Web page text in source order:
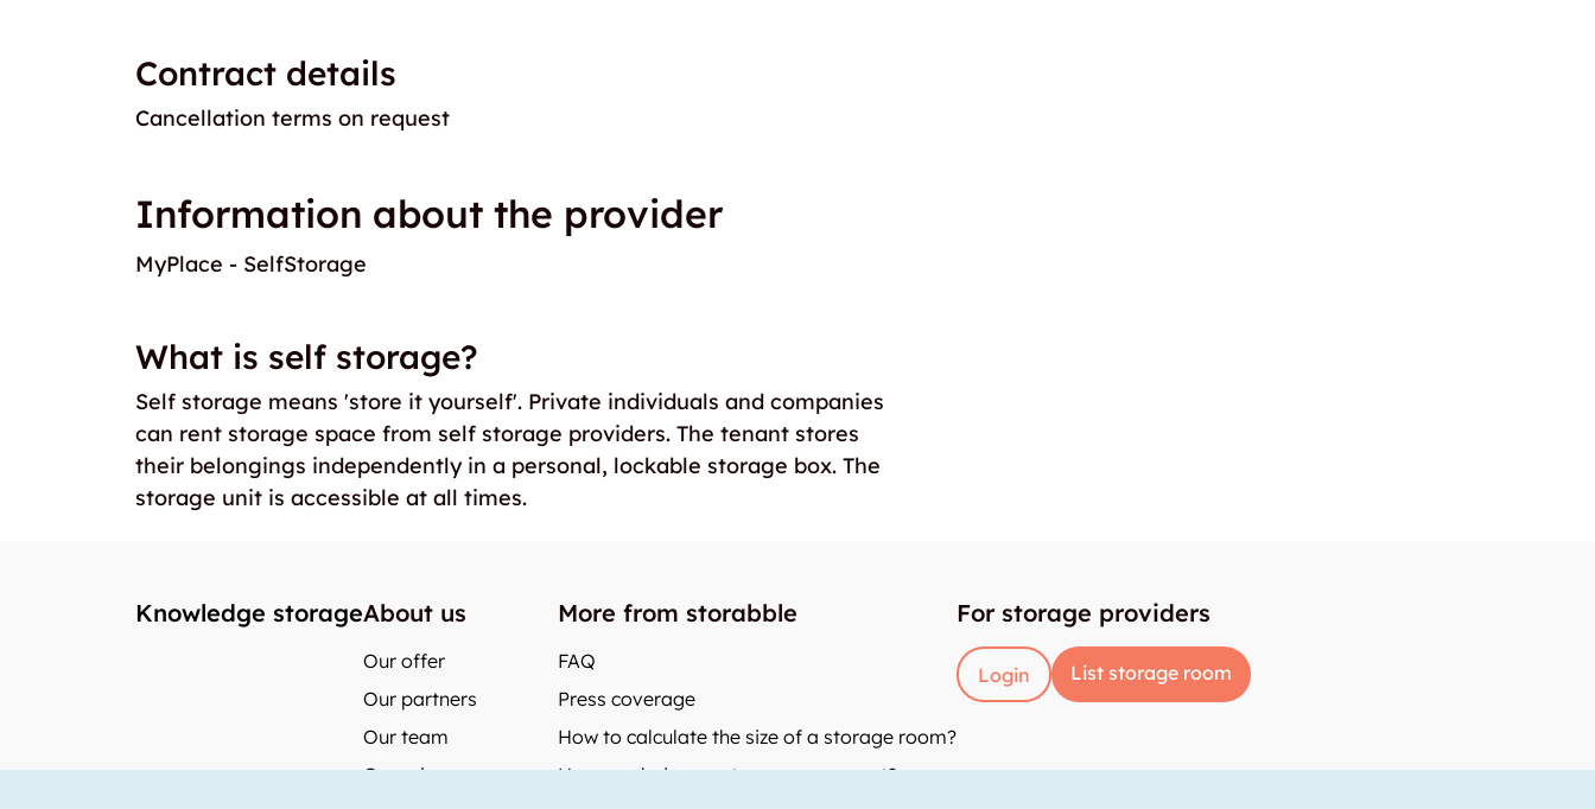
Contract details
Cancellation terms on request
Information about the provider
MyPlace - SelfStorage
What is self storage?
Self storage means 'store it yourself'. Private individuals and companies
can rent storage space from self storage providers. The tenant stores
their belongings independently in a personal, lockable storage box. The
storage unit is accessible at all times.
Knowledge storageAbout us
Our offer
Our partners
Our team
Our prices
More from storabble
FAQ
Press coverage
How to calculate the size of a storage room?
How much does a storage room cost?
For storage providers
Login List storage room